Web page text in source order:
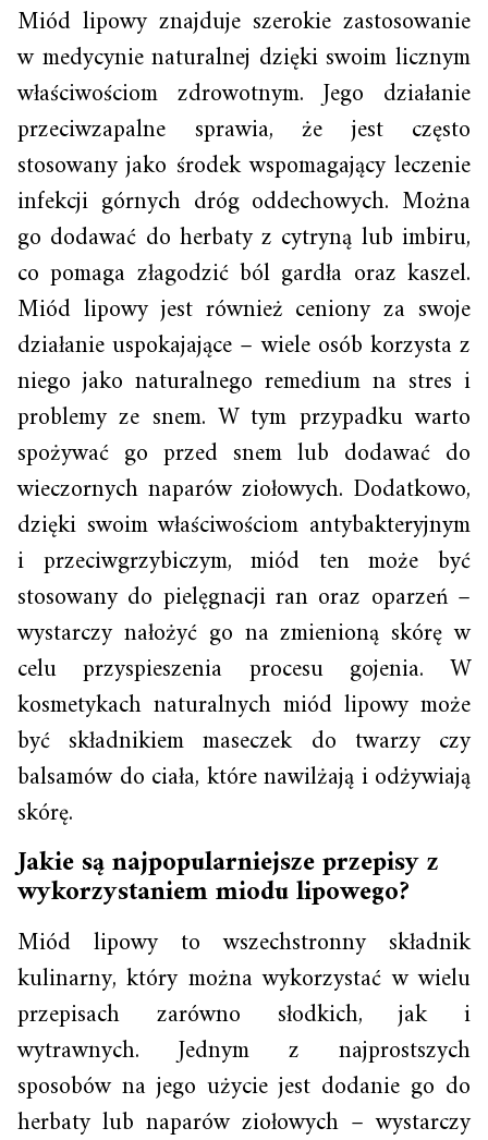
Miód lipowy znajduje szerokie zastosowanie
w medycynie naturalnej dzięki swoim licznym
właściwościom zdrowotnym. Jego działanie
przeciwzapalne sprawia, że jest często
stosowany jako środek wspomagający leczenie
infekcji górnych dróg oddechowych. Można
go dodawać do herbaty z cytryną lub imbiru,
co pomaga złagodzić ból gardła oraz kaszel.
Miód lipowy jest również ceniony za swoje
działanie uspokajające – wiele osób korzysta z
niego jako naturalnego remedium na stres i
problemy ze snem. W tym przypadku warto
spożywać go przed snem lub dodawać do
wieczornych naparów ziołowych. Dodatkowo,
dzięki swoim właściwościom antybakteryjnym
i przeciwgrzybiczym, miód ten może być
stosowany do pielęgnacji ran oraz oparzeń –
wystarczy nałożyć go na zmienioną skórę w
celu przyspieszenia procesu gojenia. W
kosmetykach naturalnych miód lipowy może
być składnikiem maseczek do twarzy czy
balsamów do ciała, które nawilżają i odżywiają
skórę.
Jakie są najpopularniejsze przepisy z
wykorzystaniem miodu lipowego?
Miód lipowy to wszechstronny składnik
kulinarny, który można wykorzystać w wielu
przepisach zarówno słodkich, jak i
wytrawnych. Jednym z najprostszych
sposobów na jego użycie jest dodanie go do
herbaty lub naparów ziołowych – wystarczy